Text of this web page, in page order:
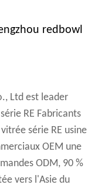
redbowl
Ltd est leader
RE Fabricants
série RE usine
OEM une
ODM, 90 %
vers l'Asie du